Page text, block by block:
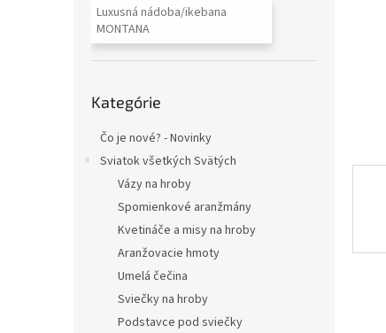
Luxusná nádoba/ikebana
MONTANA
kategórie
Kategórie
Čo je nové? - Novinky
Sviatok všetkých Svätých
Vázy na hroby
Spomienkové aranžmány
Kvetináče a misy na hroby
Aranžovacie hmoty
Umelá čečina
Sviečky na hroby
Podstavce pod sviečky